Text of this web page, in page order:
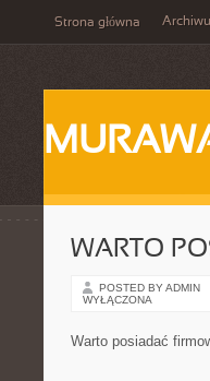
Strona główna
WARTO
POSTED BY ADMIN
WYŁĄCZONA
Warto posiadać